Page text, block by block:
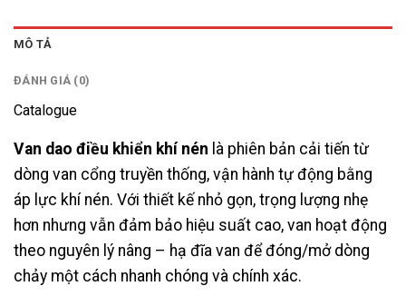
MÔ TẢ
ĐÁNH GIÁ (0)
Catalogue
Van dao điều khiển khí nén là phiên bản cải tiến từ
dòng van cổng truyền thống, vận hành tự động bằng
áp lực khí nén. Với thiết kế nhỏ gọn, trọng lượng nhẹ
hơn nhưng vẫn đảm bảo hiệu suất cao, van hoạt động
theo nguyên lý nâng – hạ đĩa van để đóng/mở dòng
chảy một cách nhanh chóng và chính xác.